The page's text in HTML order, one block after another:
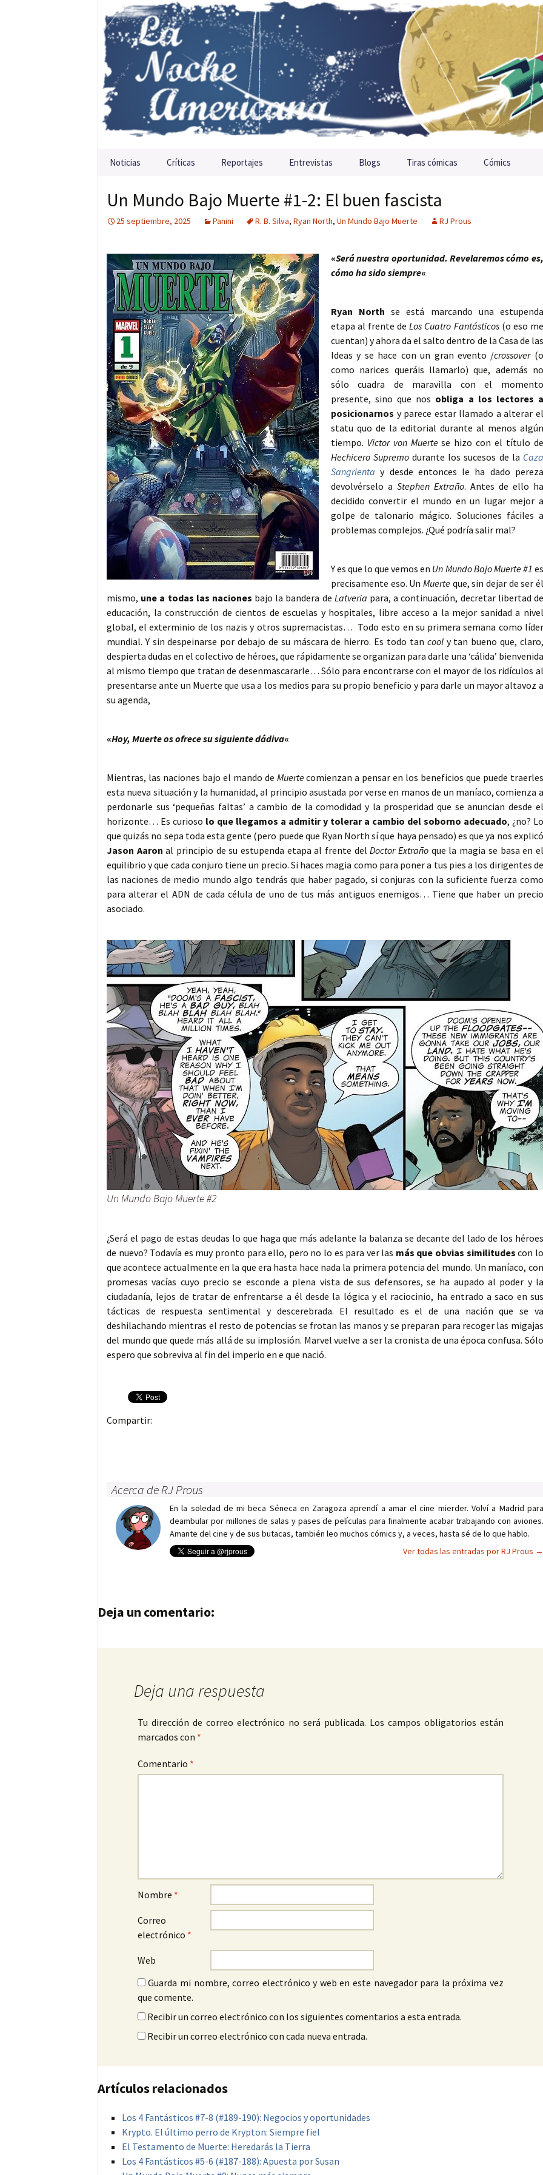
Saltar al contenido
Noticias Críticas Reportajes Entrevistas Blogs Tiras cómicas Cómics
Un Mundo Bajo Muerte #1-2: El buen fascista
25 septiembre, 2025 Panini R. B. Silva, Ryan North, Un Mundo Bajo Muerte RJ Prous
«Será nuestra oportunidad. Revelaremos cómo es,
cómo ha sido siempre«
Ryan North se está marcando una estupenda
etapa al frente deLos Cuatro Fantásticos(o eso me
cuentan) y ahora da el salto dentro de la Casa de las
Ideas y se hace con un gran evento /crossover(o
como narices queráis llamarlo) que, además no
sólo cuadra de maravilla con el momento
presente, sino que nos obliga a los lectores a
posicionarnos y parece estar llamado a alterar el
statu quo de la editorial durante al menos algún
tiempo. Victor von Muertese hizo con el título de
Hechicero Supremo durante los sucesos de la Caza
Sangrienta y desde entonces le ha dado pereza
devolvérselo a Stephen Extraño. Antes de ello ha
decidido convertir el mundo en un lugar mejor a
golpe de talonario mágico. Soluciones fáciles a
problemas complejos. ¿Qué podría salir mal?
Y es que lo que vemos en Un Mundo Bajo Muerte #1 es
precisamente eso. Un Muerteque, sin dejar de ser él
mismo, une a todas las naciones bajo la bandera de Latveria para, a continuación, decretar libertad de
educación, la construcción de cientos de escuelas y hospitales, libre acceso a la mejor sanidad a nivel
global, el exterminio de los nazis y otros supremacistas… Todo esto en su primera semana como líder
mundial. Y sin despeinarse por debajo de su máscara de hierro. Es todo tan cooly tan bueno que, claro,
despierta dudas en el colectivo de héroes, que rápidamente se organizan para darle una ‘cálida’ bienvenida
al mismo tiempo que tratan de desenmascararle… Sólo para encontrarse con el mayor de los ridículos al
presentarse ante un Muerte que usa a los medios para su propio beneficio y para darle un mayor altavoz a
su agenda,
«Hoy, Muerte os ofrece su siguiente dádiva«
Mientras, las naciones bajo el mando de Muertecomienzan a pensar en los beneficios que puede traerles
esta nueva situación y la humanidad, al principio asustada por verse en manos de un maníaco, comienza a
perdonarle sus ‘pequeñas faltas’ a cambio de la comodidad y la prosperidad que se anuncian desde el
horizonte… Es curioso lo que llegamos a admitir y tolerar a cambio del soborno adecuado, ¿no? Lo
que quizás no sepa toda esta gente (pero puede que Ryan North sí que haya pensado) es que ya nos explicó
Jason Aaron al principio de su estupenda etapa al frente delDoctor Extraño que la magia se basa en el
equilibrio y que cada conjuro tiene un precio. Si haces magia como para poner a tus pies a los dirigentes de
las naciones de medio mundo algo tendrás que haber pagado, si conjuras con la suficiente fuerza como
para alterar el ADN de cada célula de uno de tus más antiguos enemigos… Tiene que haber un precio
asociado.
Un Mundo Bajo Muerte #2
¿Será el pago de estas deudas lo que haga que más adelante la balanza se decante del lado de los héroes
de nuevo? Todavía es muy pronto para ello, pero no lo es para ver las más que obvias similitudes con lo
que acontece actualmente en la que era hasta hace nada la primera potencia del mundo. Un maníaco, con
promesas vacías cuyo precio se esconde a plena vista de sus defensores, se ha aupado al poder y la
ciudadanía, lejos de tratar de enfrentarse a él desde la lógica y el raciocinio, ha entrado a saco en sus
tácticas de respuesta sentimental y descerebrada. El resultado es el de una nación que se va
deshilachando mientras el resto de potencias se frotan las manos y se preparan para recoger las migajas
del mundo que quede más allá de su implosión. Marvel vuelve a ser la cronista de una época confusa. Sólo
espero que sobreviva al fin del imperio en e que nació.
Compartir:
Acerca de RJ Prous
En la soledad de mi beca Séneca en Zaragoza aprendí a amar el cine mierder. Volví a Madrid para
deambular por millones de salas y pases de películas para finalmente acabar trabajando con aviones.
Amante del cine y de sus butacas, también leo muchos cómics y, a veces, hasta sé de lo que hablo.
Ver todas las entradas por RJ Prous →
Navegación de entradas
Deja un comentario:
Deja una respuesta
Tu dirección de correo electrónico no será publicada. Los campos obligatorios están
marcados con *
Comentario *
Nombre *
Correo
electrónico *
Web
Guarda mi nombre, correo electrónico y web en este navegador para la próxima vez
que comente.
Recibir un correo electrónico con los siguientes comentarios a esta entrada.
Recibir un correo electrónico con cada nueva entrada.
Artículos relacionados
Los 4 Fantásticos #7-8 (#189-190): Negocios y oportunidades
Krypto. El último perro de Krypton: Siempre fiel
El Testamento de Muerte: Heredarás la Tierra
Los 4 Fantásticos #5-6 (#187-188): Apuesta por Susan